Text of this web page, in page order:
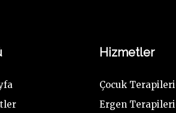
Hizmetler
Çocuk Terapileri
Ergen Terapileri